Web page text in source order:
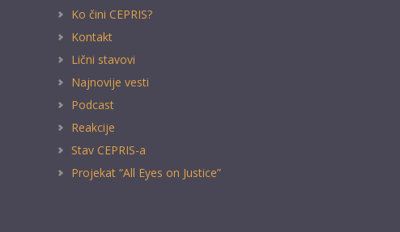
Ko čini CEPRIS?
Kontakt
Lični stavovi
Najnovije vesti
Podcast
Reakcije
Stav CEPRIS-a
Projekat “All Eyes on Justice”